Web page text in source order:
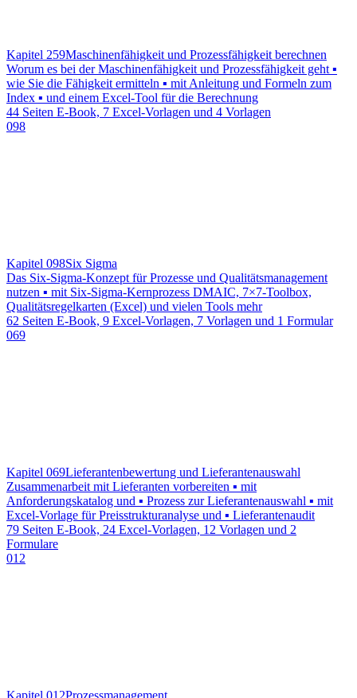
Kapitel 259Maschinenfähigkeit und Prozessfähigkeit berechnen
Worum es bei der Maschinenfähigkeit und Prozessfähigkeit geht ▪
wie Sie die Fähigkeit ermitteln ▪ mit Anleitung und Formeln zum
Index ▪ und einem Excel-Tool für die Berechnung
44 Seiten E-Book, 7 Excel-Vorlagen und 4 Vorlagen
098
Kapitel 098Six Sigma
Das Six-Sigma-Konzept für Prozesse und Qualitätsmanagement
nutzen ▪ mit Six-Sigma-Kernprozess DMAIC, 7×7-Toolbox,
Qualitätsregelkarten (Excel) und vielen Tools mehr
62 Seiten E-Book, 9 Excel-Vorlagen, 7 Vorlagen und 1 Formular
069
Kapitel 069Lieferantenbewertung und Lieferantenauswahl
Zusammenarbeit mit Lieferanten vorbereiten ▪ mit
Anforderungskatalog und ▪ Prozess zur Lieferantenauswahl ▪ mit
Excel-Vorlage für Preisstrukturanalyse und ▪ Lieferantenaudit
79 Seiten E-Book, 24 Excel-Vorlagen, 12 Vorlagen und 2
Formulare
012